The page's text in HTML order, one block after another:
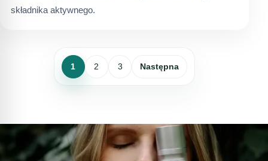
składnika aktywnego.
1 2 3 Następna